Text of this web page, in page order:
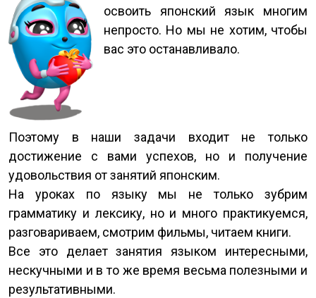
освоить японский язык многим
непросто. Но мы не хотим, чтобы
вас это останавливало.
Поэтому в наши задачи входит не только
достижение с вами успехов, но и получение
удовольствия от занятий японским.
На уроках по языку мы не только зубрим
грамматику и лексику, но и много практикуемся,
разговариваем, смотрим фильмы, читаем книги.
Все это делает занятия языком интересными,
нескучными и в то же время весьма полезными и
результативными.